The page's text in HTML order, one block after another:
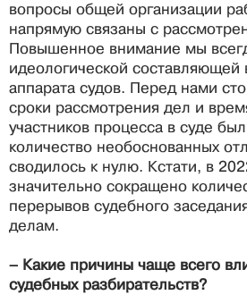
вопросы общей организации
напрямую связаны с
Повышенное внимание мы
идеологической составляющей
аппарата судов. Перед нами
сроки рассмотрения дел и
участников процесса в суде
количество необоснованных
сводилось к нулю. Кстати, в
значительно сокращено
перерывов судебного
делам.
– Какие причины чаще всего
судебных разбирательств?